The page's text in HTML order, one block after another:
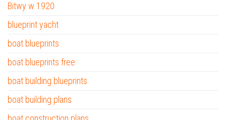
Bitwy w 1920
blueprint yacht
boat blueprints
boat blueprints free
boat building blueprints
boat building plans